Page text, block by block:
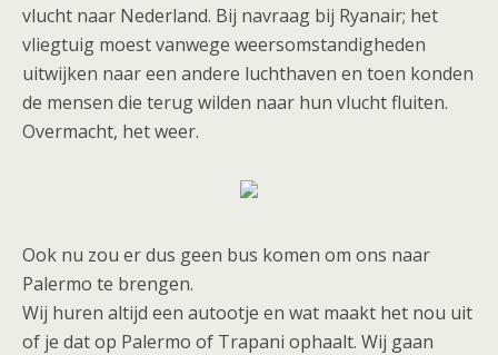
vlucht naar Nederland. Bij navraag bij Ryanair; het
vliegtuig moest vanwege weersomstandigheden
uitwijken naar een andere luchthaven en toen konden
de mensen die terug wilden naar hun vlucht fluiten.
Overmacht, het weer.
Ook nu zou er dus geen bus komen om ons naar
Palermo te brengen.
Wij huren altijd een autootje en wat maakt het nou uit
of je dat op Palermo of Trapani ophaalt. Wij gaan